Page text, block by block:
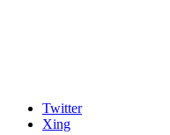
Twitter
Xing